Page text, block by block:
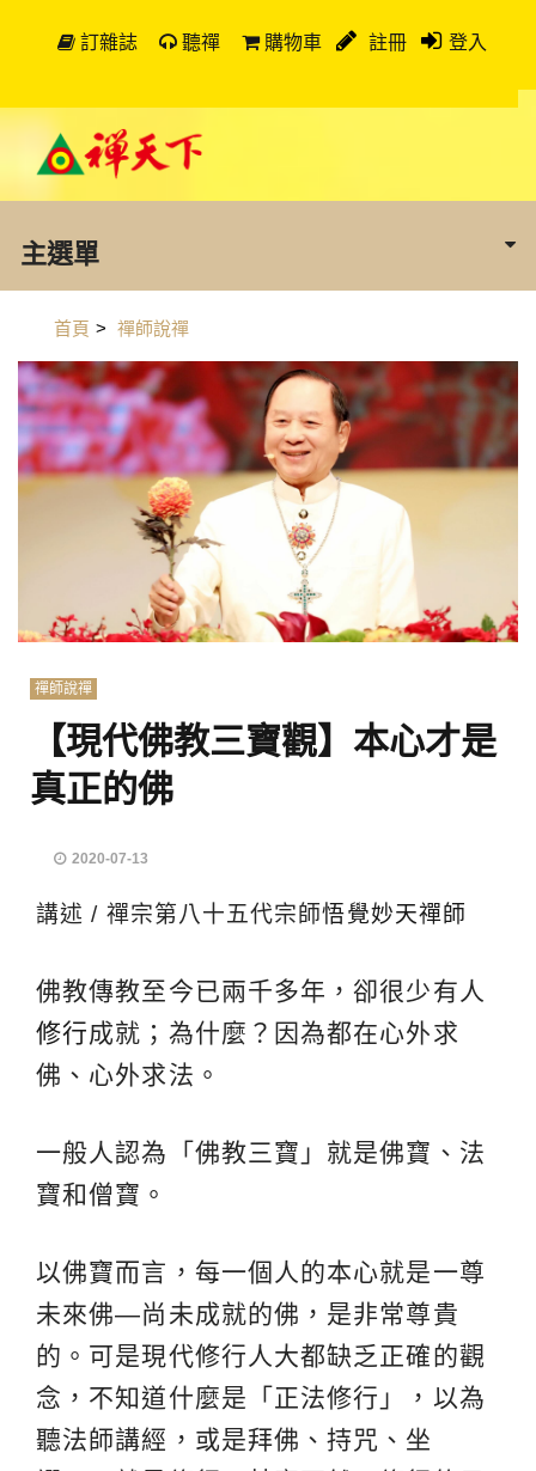
訂雜誌 聽禪 購物車 註冊 登入
主選單
首頁 > 禪師說禪
禪師說禪
【現代佛教三寶觀】本心才是
真正的佛
2020-07-13
講述 / 禪宗第八十五代宗師悟覺妙天禪師
佛教傳教至今已兩千多年，卻很少有人
修行成就；為什麼？因為都在心外求
佛、心外求法。
一般人認為「佛教三寶」就是佛寶、法
寶和僧寶。
以佛寶而言，每一個人的本心就是一尊
未來佛—尚未成就的佛，是非常尊貴
的。可是現代修行人大都缺乏正確的觀
念，不知道什麼是「正法修行」，以為
聽法師講經，或是拜佛、持咒、坐